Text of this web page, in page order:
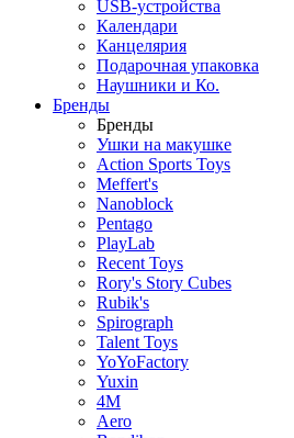
USB-устройства
Календари
Канцелярия
Подарочная упаковка
Наушники и Ко.
Бренды
Бренды
Ушки на макушке
Action Sports Toys
Meffert's
Nanoblock
Pentago
PlayLab
Recent Toys
Rory's Story Cubes
Rubik's
Spirograph
Talent Toys
YoYoFactory
Yuxin
4M
Aero